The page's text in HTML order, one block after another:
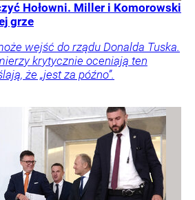
Hołowni. Miller i Komorowski
grze
wejść do rządu Donalda Tuska.
krytycznie oceniają ten
że „jest za późno”.